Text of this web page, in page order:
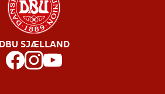
DBU SJÆLLAND